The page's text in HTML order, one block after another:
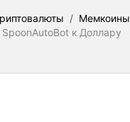
/ Мемкоины
SpoonAutoBot к Доллару